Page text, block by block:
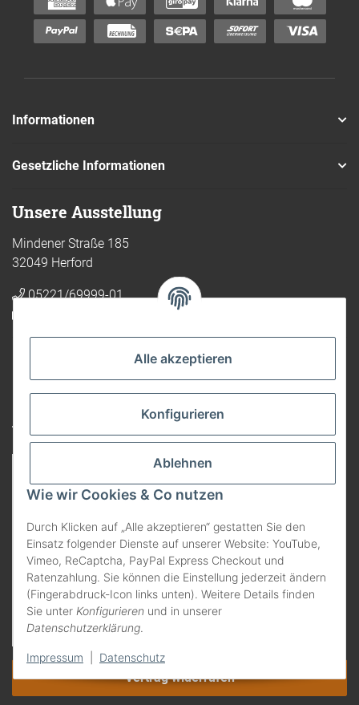
Alle akzeptieren
Konfigurieren
Ablehnen
Wie wir Cookies & Co nutzen
Durch Klicken auf „Alle akzeptieren“ gestatten Sie den
Einsatz folgender Dienste auf unserer Website: YouTube,
Vimeo, ReCaptcha, PayPal Express Checkout und
Ratenzahlung. Sie können die Einstellung jederzeit ändern
(Fingerabdruck-Icon links unten). Weitere Details finden
Sie unter Konfigurieren und in unserer
Datenschutzerklärung.
Impressum Datenschutz
Informationen
Gesetzliche Informationen
Unsere Ausstellung
Mindener Straße 185
32049 Herford
05221/69999-01
Von anderen empfohlen
Vertrag widerrufen